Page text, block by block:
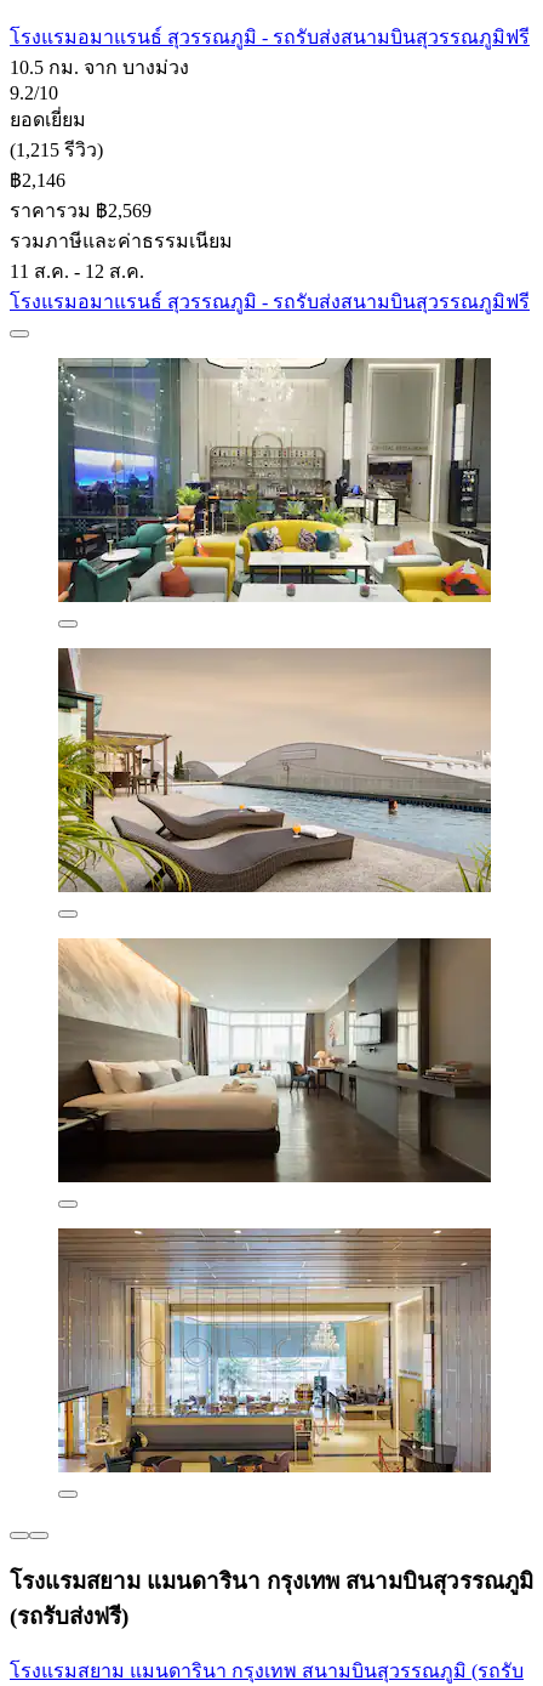
โรงแรมอมาแรนธ์ สุวรรณภูมิ - รถรับส่งสนามบินสุวรรณภูมิฟรี
10.5 กม. จาก บางม่วง
9.2/10
ยอดเยี่ยม
(1,215 รีวิว)
฿2,146
ราคารวม ฿2,569
รวมภาษีและค่าธรรมเนียม
11 ส.ค. - 12 ส.ค.
โรงแรมอมาแรนธ์ สุวรรณภูมิ - รถรับส่งสนามบินสุวรรณภูมิฟรี
โรงแรมสยาม แมนดารินา กรุงเทพ สนามบินสุวรรณภูมิ
(รถรับส่งฟรี)
โรงแรมสยาม แมนดารินา กรุงเทพ สนามบินสุวรรณภูมิ (รถรับ